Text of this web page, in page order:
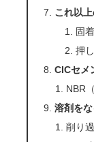
これ以
固
押
CICセメ
NBR
溶剤を
削り